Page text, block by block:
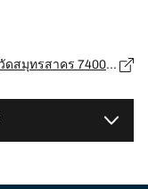
116/57 หมู่1 ตำบลบางน้ำจืด อำเภอเมือง จังหวัดสมุทรสาคร 74000, สมุทรสาคร - 74000